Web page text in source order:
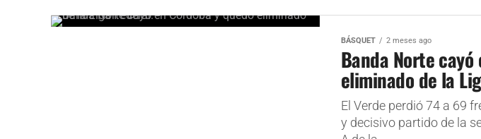
BÁSQUET 2 meses ago
Banda Norte
eliminado de la
El Verde perdió 74 a 69
y decisivo partido de la